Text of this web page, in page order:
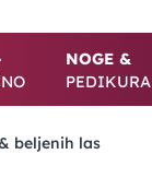
NOGE &
PEDIKURA
beljenih las